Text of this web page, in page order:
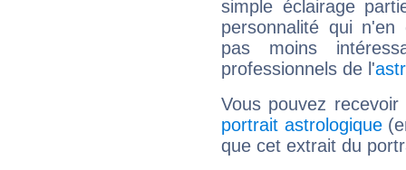
simple éclairage
personnalité qui n'en
pas moins
professionnels de l'
Vous pouvez
portrait astrologique
que cet extrait du